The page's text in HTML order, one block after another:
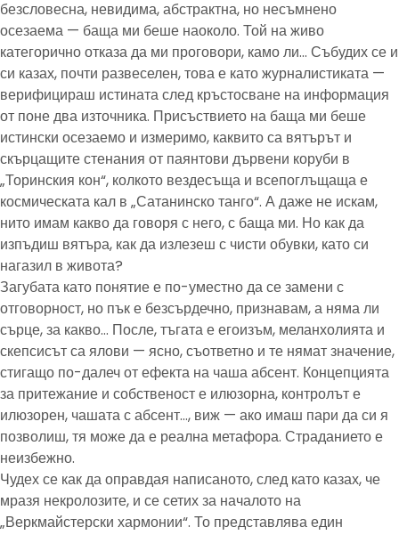
безсловесна, невидима, абстрактна, но несъмнено
осезаема — баща ми беше наоколо. Той на живо
категорично отказа да ми проговори, камо ли… Събудих се и
си казах, почти развеселен, това е като журналистиката —
верифицираш истината след кръстосване на информация
от поне два източника. Присъствието на баща ми беше
истински осезаемо и измеримо, каквито са вятърът и
скърцащите стенания от паянтови дървени коруби в
„Торинския кон“, колкото вездесъща и всепоглъщаща е
космическата кал в „Сатанинско танго“. А даже не искам,
нито имам какво да говоря с него, с баща ми. Но как да
изпъдиш вятъра, как да излезеш с чисти обувки, като си
нагазил в живота?
Загубата като понятие е по-уместно да се замени с
отговорност, но пък е безсърдечно, признавам, а няма ли
сърце, за какво… После, тъгата е егоизъм, меланхолията и
скепсисът са ялови — ясно, съответно и те нямат значение,
стигащо по-далеч от ефекта на чаша абсент. Концепцията
за притежание и собственост е илюзорна, контролът е
илюзорен, чашата с абсент…, виж — ако имаш пари да си я
позволиш, тя може да е реална метафора. Страданието е
неизбежно.
Чудех се как да оправдая написаното, след като казах, че
мразя некролозите, и се сетих за началото на
„Веркмайстерски хармонии“. То представлява един